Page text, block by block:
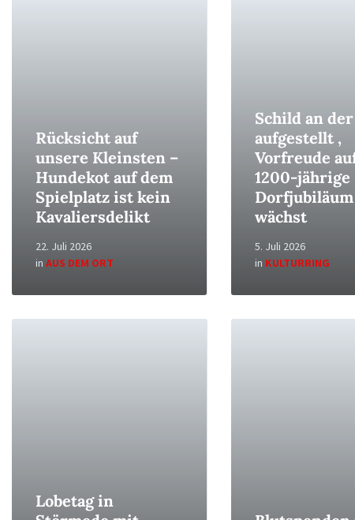
Rücksicht auf
unsere Kleinsten –
Hundekot auf dem
Spielplatz ist kein
Kavaliersdelikt
22. Juli 2026
in AUS DEM ORT
Schild an der
aufgestellt ,
Vorfreude
1200-jährige
Dorfjubiläum
wächst
5. Juli 2026
in KULTURRING
Lobetag in